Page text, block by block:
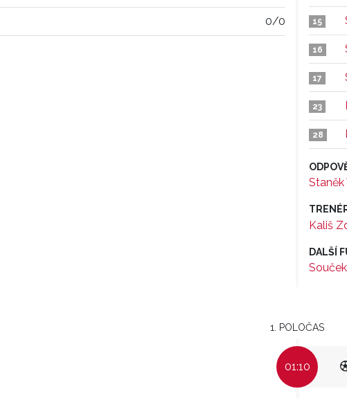
0/0 15
16
17
23
28
Staněk
Kališ
DALŠÍ
1. POLOČAS
01:10